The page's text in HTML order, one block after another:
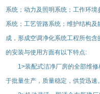
系统；动力及照明系统；工作环
系统；工艺管路系统；维护结构
成，形成空调净化系统工程所包
的安装与使用方面有以下特点:
1>装配式洁净厂房的全部维
于批量生产，质量稳定，供货迅速。